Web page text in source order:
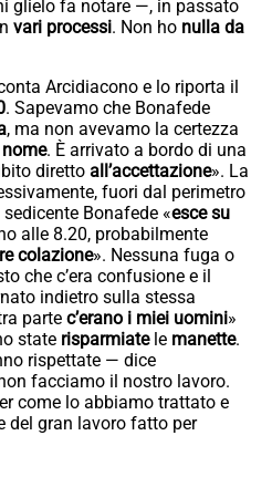
glielo fa notare —, in passato
vari processi. Non ho nulla da
Arcidiacono e lo riporta il
. Sapevamo che Bonafede
, ma non avevamo la certezza
. È arrivato a bordo di una
diretto all’accettazione». La
fuori dal perimetro
Bonafede «esce su
alle 8.20, probabilmente
colazione». Nessuna fuga o
che c’era confusione e il
indietro sulla stessa
parte c’erano i miei uomini»
state risparmiate le manette.
rispettate — dice
facciamo il nostro lavoro.
come lo abbiamo trattato e
del gran lavoro fatto per